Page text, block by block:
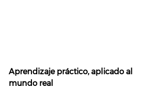
Aprendizaje práctico, aplicado al
mundo real